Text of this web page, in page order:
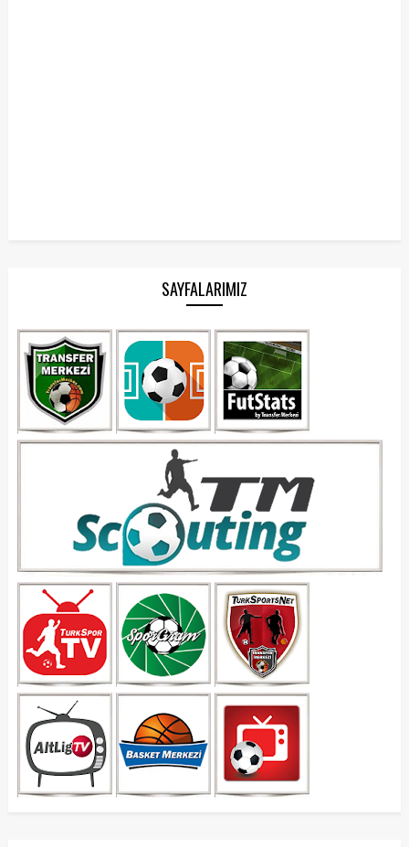
SAYFALARIMIZ